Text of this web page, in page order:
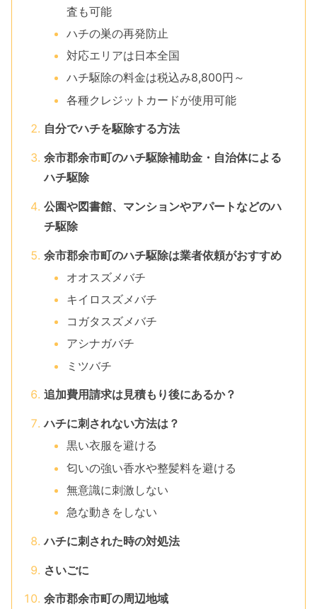
査も可能
ハチの巣の再発防止
対応エリアは日本全国
ハチ駆除の料金は税込み8,800円～
各種クレジットカードが使用可能
自分でハチを駆除する方法
余市郡余市町のハチ駆除補助金・自治体による
ハチ駆除
公園や図書館、マンションやアパートなどのハ
チ駆除
余市郡余市町のハチ駆除は業者依頼がおすすめ
オオスズメバチ
キイロスズメバチ
コガタスズメバチ
アシナガバチ
ミツバチ
追加費用請求は見積もり後にあるか？
ハチに刺されない方法は？
黒い衣服を避ける
匂いの強い香水や整髪料を避ける
無意識に刺激しない
急な動きをしない
ハチに刺された時の対処法
さいごに
余市郡余市町の周辺地域